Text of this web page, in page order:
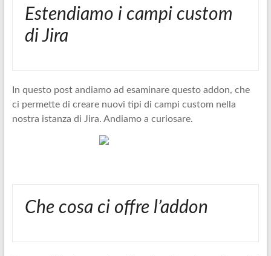
Estendiamo i campi custom
di Jira
In questo post andiamo ad esaminare questo addon, che
ci permette di creare nuovi tipi di campi custom nella
nostra istanza di Jira. Andiamo a curiosare.
Che cosa ci offre l’addon